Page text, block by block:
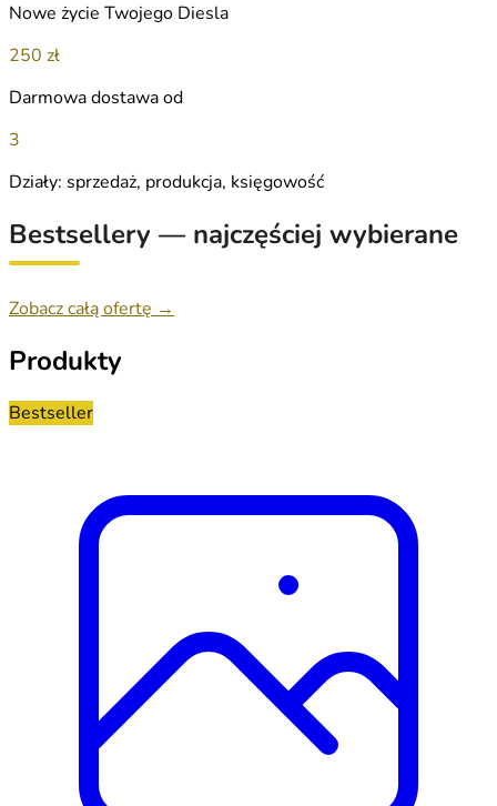
Nowe życie Twojego Diesla
250 zł
Darmowa dostawa od
3
Działy: sprzedaż, produkcja, księgowość
Bestsellery — najczęściej wybierane
Zobacz całą ofertę →
Produkty
Bestseller